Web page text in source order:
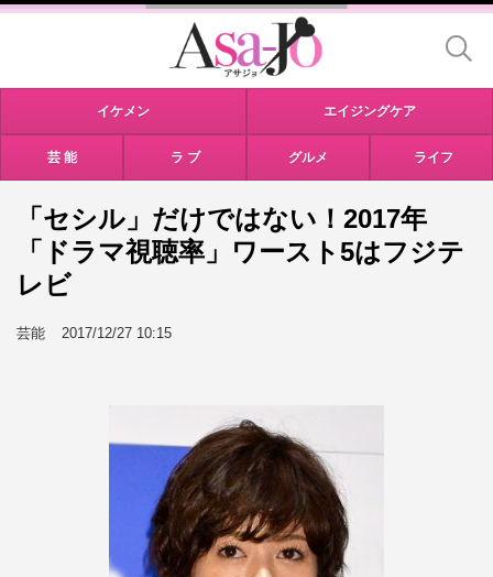
イケメン エイジングケア
芸 能 ラ ブ グルメ ライフ
「セシル」だけではない！2017年
「ドラマ視聴率」ワースト5はフジテ
レビ
芸能 2017/12/27 10:15